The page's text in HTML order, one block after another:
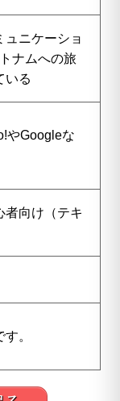
ュニケーショ
ナムへの旅
いる
やGoogleな
者向け（テキ
。